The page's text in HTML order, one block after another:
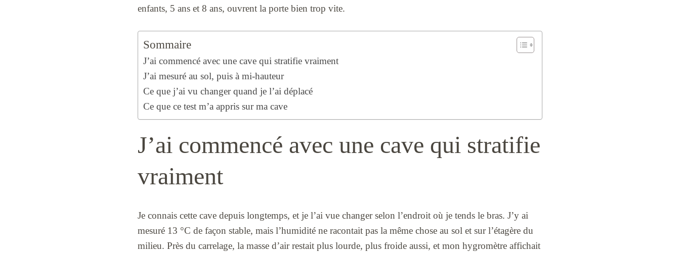
enfants, 5 ans et 8 ans, ouvrent la porte bien trop vite.
Sommaire
J’ai commencé avec une cave qui stratifie vraiment
J’ai mesuré au sol, puis à mi-hauteur
Ce que j’ai vu changer quand je l’ai déplacé
Ce que ce test m’a appris sur ma cave
J’ai commencé avec une cave qui stratifie
vraiment
Je connais cette cave depuis longtemps, et je l’ai vue changer selon l’endroit où je tends le bras. J’y ai
mesuré 13 °C de façon stable, mais l’humidité ne racontait pas la même chose au sol et sur l’étagère du
milieu. Près du carrelage, la masse d’air restait plus lourde, plus froide aussi, et mon hygromètre affichait